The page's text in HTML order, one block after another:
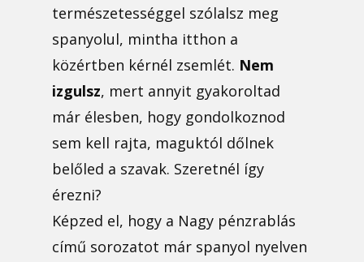
természetességgel szólalsz meg
spanyolul, mintha itthon a
közértben kérnél zsemlét. Nem
izgulsz, mert annyit gyakoroltad
már élesben, hogy gondolkoznod
sem kell rajta, maguktól dőlnek
belőled a szavak. Szeretnél így
érezni?
Képzed el, hogy a Nagy pénzrablás
című sorozatot már spanyol nyelven